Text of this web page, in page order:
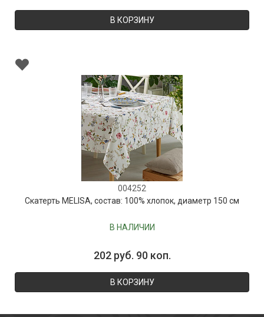
В КОРЗИНУ
004252
Скатерть MELISA, состав: 100% хлопок, диаметр 150 см
В НАЛИЧИИ
202 руб. 90 коп.
В КОРЗИНУ